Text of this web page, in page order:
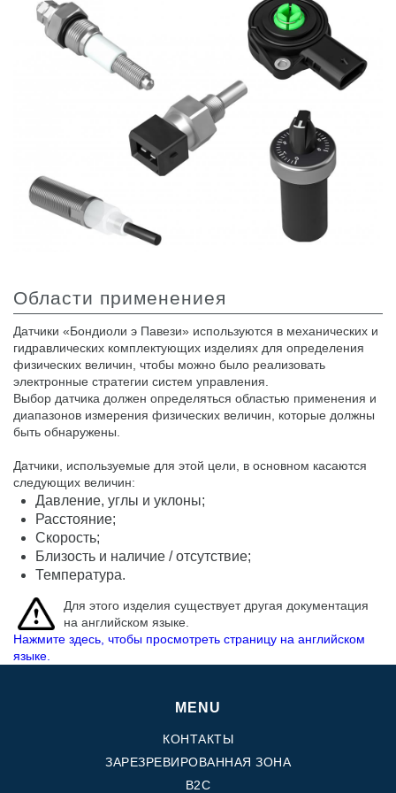
Аксиально поршневые насосы и моторы
Motori elettrici brushless - Serie MS
Радіально-поршневі двигуни
Двигатели с Планетарным редуктором для Bondioli &
Соединительные системы
Система управления
Интегрированные гидравлические блоки
Распределители
Картридж клапаны
Электронные компоненты системы управления
Теплообмен
Системы Fan Drive
Теплообменники
Области применениея
Датчики «Бондиоли э Павези» используются в механических и
гидравлических комплектующих изделиях для определения
физических величин, чтобы можно было реализовать
электронные стратегии систем управления.
Выбор датчика должен определяться областью применения и
диапазонов измерения физических величин, которые должны
быть обнаружены.
Датчики, используемые для этой цели, в основном касаются
следующих величин:
Давление, углы и уклоны;
Расстояние;
Скорость;
Близость и наличие / отсутствие;
Температура.
Для этого изделия существует другая документация
на английском языке.
Нажмите здесь, чтобы просмотреть страницу на английском
языке.
MENU
КОНТАКТЫ
ЗАРЕЗРЕВИРОВАННАЯ ЗОНА
B2C